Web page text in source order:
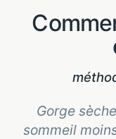
Comment humidifier une
Gorge
sommeil